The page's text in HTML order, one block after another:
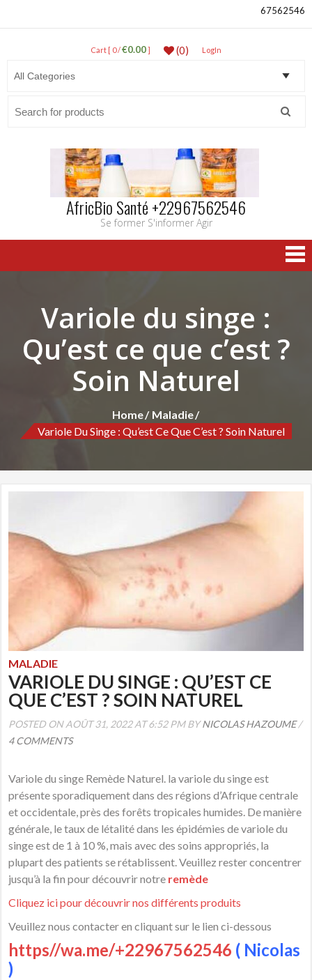
67562546
Cart [ 0 /€0.00] (0) LogIn
AfricBio Santé +22967562546
Se former S'informer Agir
Variole du singe :
Qu’est ce que c’est ?
Soin Naturel
Home
Maladie
Variole Du Singe : Qu’est Ce Que C’est ? Soin Naturel
MALADIE
VARIOLE DU SINGE : QU’EST CE
QUE C’EST ? SOIN NATUREL
POSTED ON AOÛT 31, 2022 AT 6:52 PM BYNICOLAS HAZOUME/
4 COMMENTS
Variole du singe Remède Naturel. la variole du singe est
présente sporadiquement dans des régions d’Afrique centrale
et occidentale, près des forêts tropicales humides. De manière
générale, le taux de létalité dans les épidémies de variole du
singe est de 1 à 10 %, mais avec des soins appropriés, la
plupart des patients se rétablissent. Veuillez rester concentrer
jusqu’à la fin pour découvrir notre remède
Cliquez ici pour découvrir nos différents produits
Veuillez nous contacter en cliquant sur le lien ci-dessous
https//wa.me/+22967562546 ( Nicolas
)